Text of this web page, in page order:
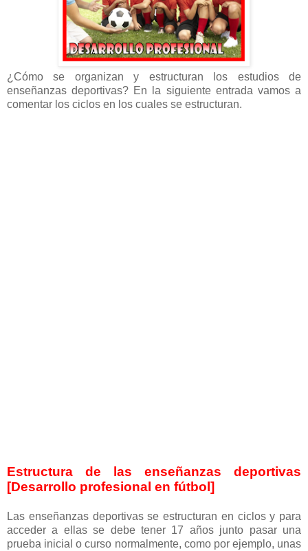
¿Cómo se organizan y estructuran los estudios de
enseñanzas deportivas? En la siguiente entrada vamos a
comentar los ciclos en los cuales se estructuran.
Estructura de las enseñanzas deportivas
[Desarrollo profesional en fútbol]
Las enseñanzas deportivas se estructuran en ciclos y para
acceder a ellas se debe tener 17 años junto pasar una
prueba inicial o curso normalmente, como por ejemplo, unas